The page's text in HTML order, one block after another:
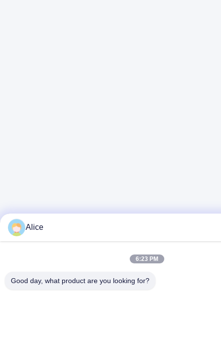
Alice
6:23 PM
Good day, what product are you looking for?